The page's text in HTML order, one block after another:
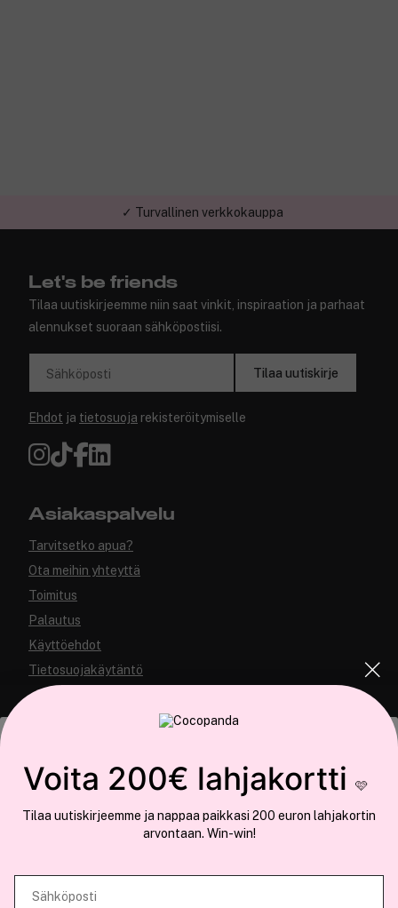
Tämä sivusto käyttää evästeitä
Käytämme evästeitä tarjoamamme sisällön ja mainosten
räätälöimiseen, sosiaalisen median ominaisuuksien tukemiseen ja
käytät sivustoamme. Kumppanimme voivat yhdistää näitä tietoja muihin
✓ Turvallinen verkkokauppa
Let's be friends
Tilaa uutiskirjeemme niin saat vinkit, inspiraation ja parhaat
alennukset suoraan sähköpostiisi.
Sähköposti Tilaa uutiskirje
Ehdot ja tietosuoja rekisteröitymiselle
Asiakaspalvelu
Tarvitsetko apua?
Ota meihin yhteyttä
Toimitus
Palautus
Käyttöehdot
Tietosuojakäytäntö
Meistä
Liity jäseneksi
Voita 200€ lahjakortti 🩷
Tilaa uutiskirjeemme ja nappaa paikkasi 200 euron lahjakortin
arvontaan. Win-win!
Sähköposti